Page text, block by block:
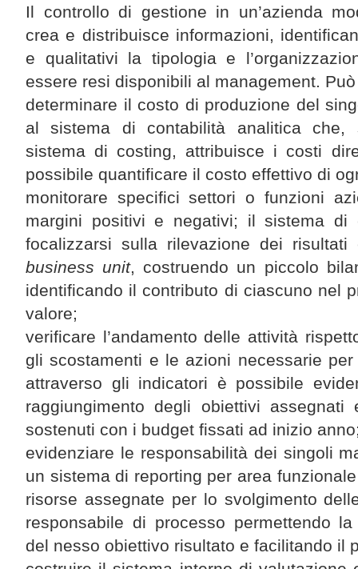
Il controllo di gestione in un’azienda
crea e distribuisce informazioni,
e qualitativi la tipologia e
essere resi disponibili al management.
determinare il costo di produzione del
al sistema di contabilità analitica che,
sistema di costing, attribuisce i costi
possibile quantificare il costo effettivo di
monitorare specifici settori o funzioni
margini positivi e negativi; il sistema di
focalizzarsi sulla rilevazione dei risultati
business unit, costruendo un piccolo
identificando il contributo di ciascuno nel
valore;
verificare l’andamento delle attività
gli scostamenti e le azioni necessarie
attraverso gli indicatori è possibile
raggiungimento degli obiettivi
sostenuti con i budget fissati ad inizio
evidenziare le responsabilità dei singoli
un sistema di reporting per area
risorse assegnate per lo svolgimento
responsabile di processo permettendo
del nesso obiettivo risultato e facilitando il